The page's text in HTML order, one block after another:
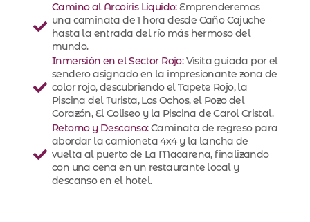
Camino al Arcoíris Líquido:Emprenderemos
una caminata de 1 hora desde Caño Cajuche
hasta la entrada del río más hermoso del
mundo.
Inmersión en el Sector Rojo:Visita guiada por el
sendero asignado en la impresionante zona de
color rojo, descubriendo el Tapete Rojo, la
Piscina del Turista, Los Ochos, el Pozo del
Corazón, El Coliseo y la Piscina de Carol Cristal.
Retorno y Descanso:Caminata de regreso para
abordar la camioneta 4x4 y la lancha de
vuelta al puerto de La Macarena, finalizando
con una cena en un restaurante local y
descanso en el hotel.